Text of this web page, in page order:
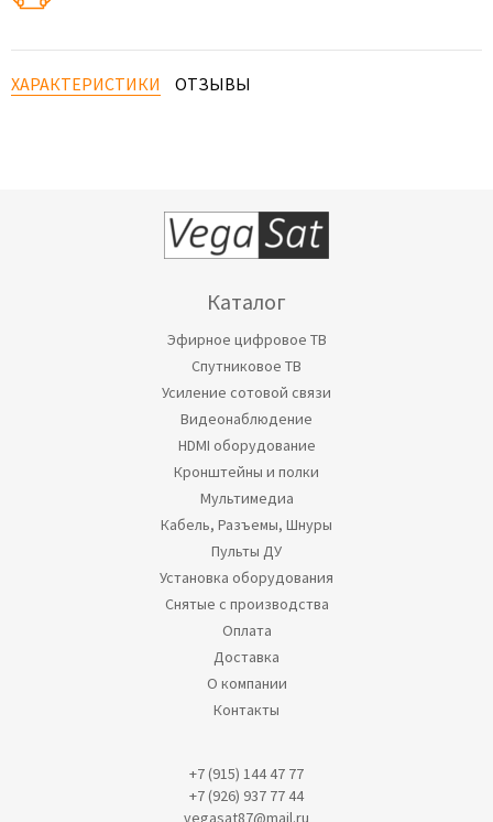
ХАРАКТЕРИСТИКИ ОТЗЫВЫ
Каталог
Эфирное цифровое ТВ
Спутниковое ТВ
Усиление сотовой связи
Видеонаблюдение
HDMI оборудование
Кронштейны и полки
Мультимедиа
Кабель, Разъемы, Шнуры
Пульты ДУ
Установка оборудования
Снятые с производства
Оплата
Доставка
О компании
Контакты
+7 (915) 144 47 77
+7 (926) 937 77 44
vegasat87@mail.ru